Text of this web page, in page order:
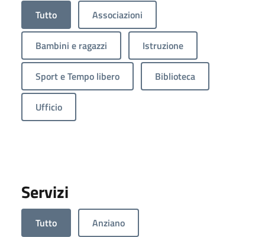
Tutto Associazioni
Bambini e ragazzi Istruzione
Sport e Tempo libero Biblioteca
Ufficio
Servizi
Tutto Anziano